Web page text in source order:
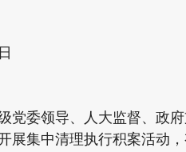
日
领导、人大监督、政府
展集中清理执行积案活动